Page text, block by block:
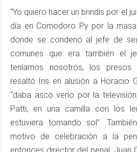
“Yo quiero hacer un brindis por el
día en Comodoro Py por la
donde se condenó al jefe de
comunes que era también el
teníamos nosotros, los presos
resaltó Iris en alusión a Horacio
“daba asco verlo por la
Patti, en una camilla con los
estuviera tomando sol”.
motivo de celebración a la